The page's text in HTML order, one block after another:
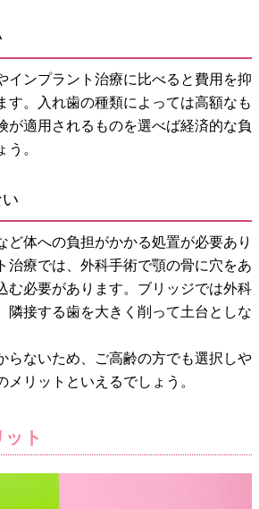
インプラント治療に比べると費用を抑
す。入れ歯の種類によっては高額なも
が適用されるものを選べば経済的な負
。
ど体への負担がかかる処置が必要あり
治療では、外科手術で顎の骨に穴をあ
む必要があります。ブリッジでは外科
隣接する歯を大きく削って土台としな
らないため、ご高齢の方でも選択しや
リットといえるでしょう。
ト